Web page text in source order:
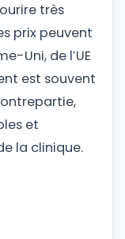
très
prix peuvent
Uni, de l’UE
est souvent
et
la clinique.